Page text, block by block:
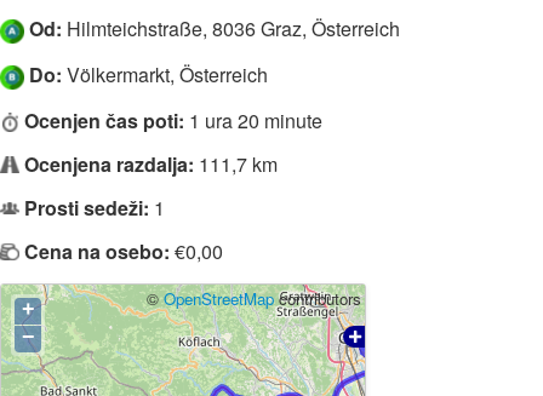
Slovenščina
Od: Hilmteichstraße, 8036 Graz, Österreich
Do: Völkermarkt, Österreich
Ocenjen čas poti: 1 ura 20 minute
Ocenjena razdalja: 111,7 km
Prosti sedeži: 1
Cena na osebo: €0,00
+
−
©OpenStreetMapcontributors